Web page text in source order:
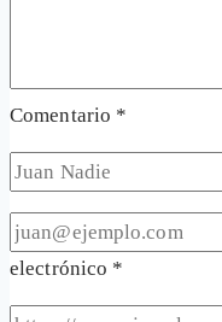
Comentario *
electrónico *